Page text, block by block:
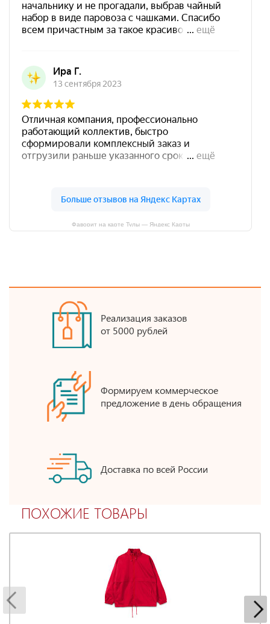
Фаворит на карте Тулы — Яндекс Карты
Реализация заказов
от 5000 рублей
Формируем коммерческое
предложение в день обращения
Доставка по всей России
ПОХОЖИЕ ТОВАРЫ